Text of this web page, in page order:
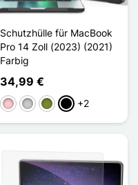
Schutzhülle für MacBook
Pro 14 Zoll (2023) (2021)
Farbig
34,99 €
PinkTransparent
KhakiNoir Transparent
+2